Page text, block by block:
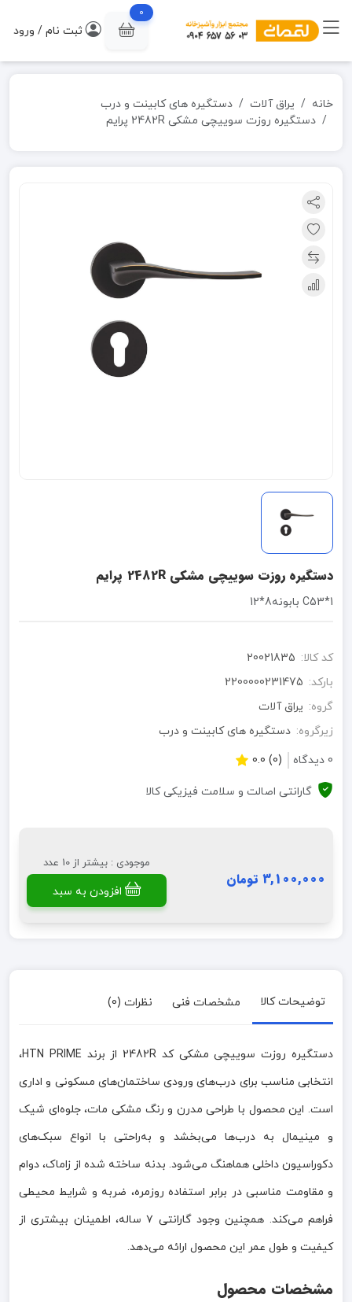
0
ثبت نام / ورود
خانه یراق آلات
دستگیره های کابینت و درب
دستگیره روزت سوییچی مشکی 2482R پرایم
دستگیره روزت سوییچی مشکی 2482R پرایم
1*C53 بابونه8*12
کد کالا: 20021835
بارکد: 2200000231475
گروه: یراق آلات
زیرگروه: دستگیره های کابینت و درب
0 دیدگاه
(0) 0.0
گارانتی اصالت و سلامت فیزیکی کالا
3,100,000 تومان
موجودی : بیشتر از 10 عدد
افزودن به سبد
توضیحات کالا مشخصات فنی نظرات (0)
دستگیره روزت سوییچی مشکی کد 2482R از برند HTN PRIME،
انتخابی مناسب برای درب‌های ورودی ساختمان‌های مسکونی و اداری
است. این محصول با طراحی مدرن و رنگ مشکی مات، جلوه‌ای شیک
و مینیمال به درب‌ها می‌بخشد و به‌راحتی با انواع سبک‌های
دکوراسیون داخلی هماهنگ می‌شود. بدنه ساخته شده از زاماک، دوام
و مقاومت مناسبی در برابر استفاده روزمره، ضربه و شرایط محیطی
فراهم می‌کند. همچنین وجود گارانتی ۷ ساله، اطمینان بیشتری از
کیفیت و طول عمر این محصول ارائه می‌دهد.
مشخصات محصول